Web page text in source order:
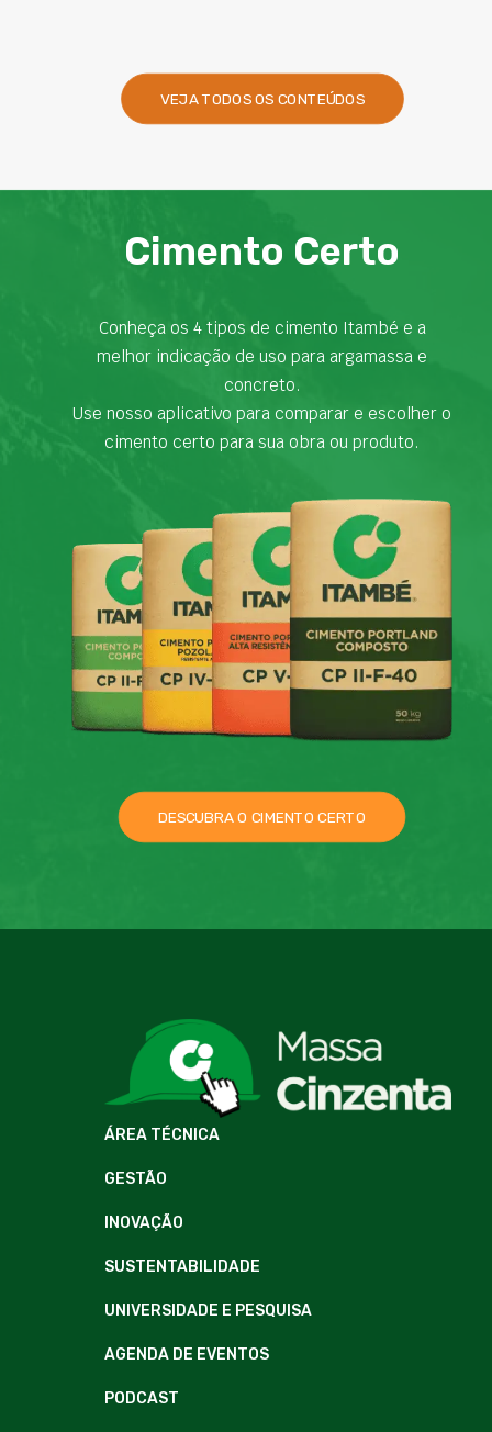
VEJA TODOS OS CONTEÚDOS
Cimento Certo
Conheça os 4 tipos de cimento Itambé e a
melhor indicação de uso para argamassa e
concreto.
Use nosso aplicativo para comparar e escolher o
cimento certo para sua obra ou produto.
DESCUBRA O CIMENTO CERTO
ÁREA TÉCNICA
GESTÃO
INOVAÇÃO
SUSTENTABILIDADE
UNIVERSIDADE E PESQUISA
AGENDA DE EVENTOS
PODCAST